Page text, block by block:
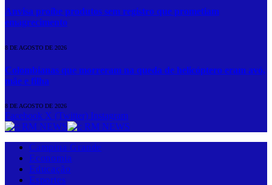
Anvisa proíbe produtos sem registro que prometiam
emagrecimento
8 DE AGOSTO DE 2026
Colombianas que morreram na queda de helicóptero eram avó,
mãe e filha
8 DE AGOSTO DE 2026
Facebook X (Twitter) Instagram
Campina Grande
Economia
Educação
Esportes